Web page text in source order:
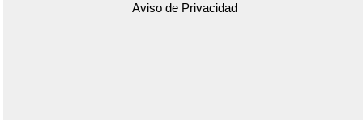
Aviso de Privacidad